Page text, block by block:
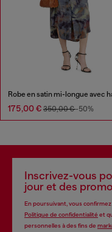
175,00 € 350,00 €-50%
Inscrivez-vous
jour et des
En poursuivant, vous
Politique de confidentialité et
personnelles à des fins de